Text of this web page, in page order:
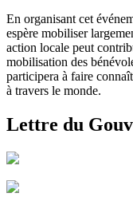
En organisant cet
espère mobiliser
action locale peut
mobilisation des
participera à faire
à travers le monde.
Lettre du